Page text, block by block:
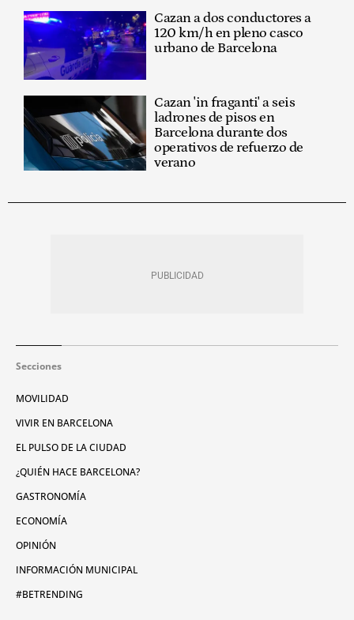
Cazan a dos conductores a
120 km/h en pleno casco
urbano de Barcelona
Cazan 'in fraganti' a seis
ladrones de pisos en
Barcelona durante dos
operativos de refuerzo de
verano
Secciones
MOVILIDAD
VIVIR EN BARCELONA
EL PULSO DE LA CIUDAD
¿QUIÉN HACE BARCELONA?
GASTRONOMÍA
ECONOMÍA
OPINIÓN
INFORMACIÓN MUNICIPAL
#BETRENDING